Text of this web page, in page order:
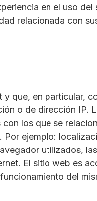
en el uso del
relacionada con
que, en particular,
o de dirección IP.
los que se
Por ejemplo:
utilizados,
El sitio web es
del